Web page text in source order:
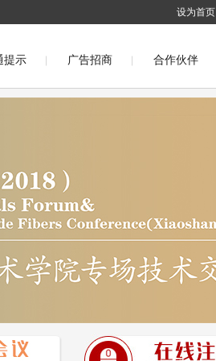
设为首页
提示 广告招商 合作伙伴
届中国国际化纤会议(萧山2012)
国际化纤会议(萧山2009)